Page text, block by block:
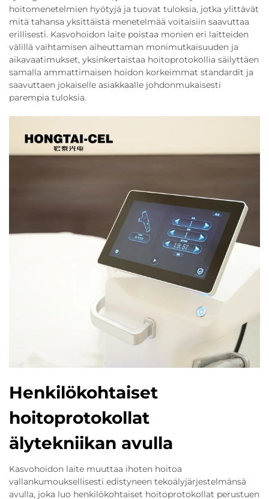
hoitomenetelmien hyötyjä ja tuovat tuloksia, jotka ylittävät
mitä tahansa yksittäistä menetelmää voitaisiin saavuttaa
erillisesti. Kasvohoidon laite poistaa monien eri laitteiden
välillä vaihtamisen aiheuttaman monimutkaisuuden ja
aikavaatimukset, yksinkertaistaa hoitoprotokollia säilyttäen
samalla ammattimaisen hoidon korkeimmat standardit ja
saavuttaen jokaiselle asiakkaalle johdonmukaisesti
parempia tuloksia.
Henkilökohtaiset
hoitoprotokollat
älytekniikan avulla
Kasvohoidon laite muuttaa ihoten hoitoa
vallankumouksellisesti edistyneen tekoälyjärjestelmänsä
avulla, joka luo henkilökohtaiset hoitoprotokollat perustuen